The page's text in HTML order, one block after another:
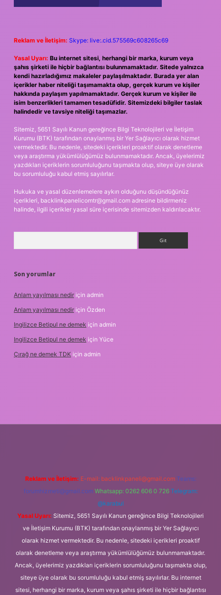
Reklam ve İletişim: Skype: live:.cid.575569c608265c69
Yasal Uyarı: Bu internet sitesi, herhangi bir marka, kurum veya
şahıs şirketi ile hiçbir bağlantısı bulunmamaktadır. Sitede yalnızca
kendi hazırladığımız makaleler paylaşılmaktadır. Burada yer alan
içerikler haber niteliği taşımamakta olup, gerçek kurum ve kişiler
hakkında paylaşım yapılmamaktadır. Gerçek kurum ve kişiler ile
isim benzerlikleri tamamen tesadüfidir. Sitemizdeki bilgiler taslak
halindedir ve tavsiye niteliği taşımazlar.
Sitemiz, 5651 Sayılı Kanun gereğince Bilgi Teknolojileri ve İletişim
Kurumu (BTK) tarafından onaylanmış bir Yer Sağlayıcı olarak hizmet
vermektedir. Bu nedenle, sitedeki içerikleri proaktif olarak denetleme
veya araştırma yükümlülüğümüz bulunmamaktadır. Ancak, üyelerimiz
yazdıkları içeriklerin sorumluluğunu taşımakta olup, siteye üye olarak
bu sorumluluğu kabul etmiş sayılırlar.
Hukuka ve yasal düzenlemelere aykırı olduğunu düşündüğünüz
içerikleri, backlinkpanelicomtr@gmail.com adresine bildirmeniz
halinde, ilgili içerikler yasal süre içerisinde sitemizden kaldırılacaktır.
Son yorumlar
Anlam yayılması nedir için admin
Anlam yayılması nedir için Özden
Ingilizce Betipul ne demek için admin
Ingilizce Betipul ne demek için Yüce
Çırağ ne demek TDK için admin
Reklam ve İletişim: E-mail: backlinkpaneli@gmail.com Teams:
forumhizmeti@gmail.com Whatsapp: 0262 606 0 726 Telegram:
@karabul
Yasal Uyarı: Sitemiz, 5651 Sayılı Kanun gereğince Bilgi Teknolojileri
ve İletişim Kurumu (BTK) tarafından onaylanmış bir Yer Sağlayıcı
olarak hizmet vermektedir. Bu nedenle, sitedeki içerikleri proaktif
olarak denetleme veya araştırma yükümlülüğümüz bulunmamaktadır.
Ancak, üyelerimiz yazdıkları içeriklerin sorumluluğunu taşımakta olup,
siteye üye olarak bu sorumluluğu kabul etmiş sayılırlar. Bu internet
sitesi, herhangi bir marka, kurum veya şahıs şirketi ile hiçbir bağlantısı